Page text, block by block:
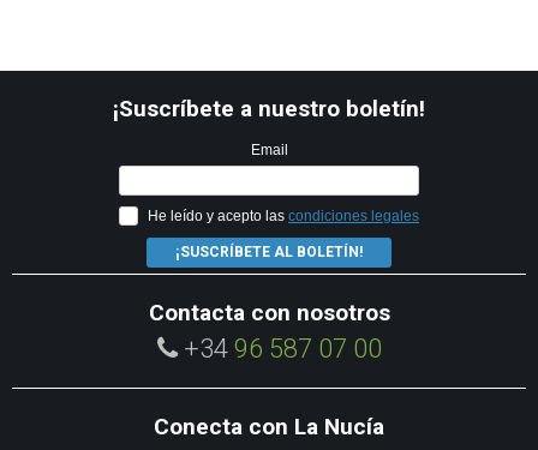
¡Suscríbete a nuestro boletín!
Email
He leído y acepto las condiciones legales
¡SUSCRÍBETE AL BOLETÍN!
Contacta con nosotros
+34 96 587 07 00
Conecta con La Nucía